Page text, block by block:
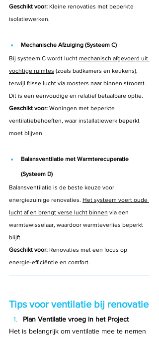
Geschikt voor: Kleine renovaties met beperkte
isolatiewerken.
Mechanische Afzuiging (Systeem C)
Bij systeem C wordt lucht mechanisch afgevoerd uit
vochtige ruimtes (zoals badkamers en keukens),
terwijl frisse lucht via roosters naar binnen stroomt.
Dit is een eenvoudige en relatief betaalbare optie.
Geschikt voor: Woningen met beperkte
ventilatiebehoeften, waar installatiewerk beperkt
moet blijven.
Balansventilatie met Warmterecuperatie
(Systeem D)
Balansventilatie is de beste keuze voor
energiezuinige renovaties. Het systeem voert oude
lucht af en brengt verse lucht binnen via een
warmtewisselaar, waardoor warmteverlies beperkt
blijft.
Geschikt voor: Renovaties met een focus op
energie-efficiëntie en comfort.
Tips voor ventilatie bij renovatie
Plan Ventilatie vroeg in het Project
Het is belangrijk om ventilatie mee te nemen